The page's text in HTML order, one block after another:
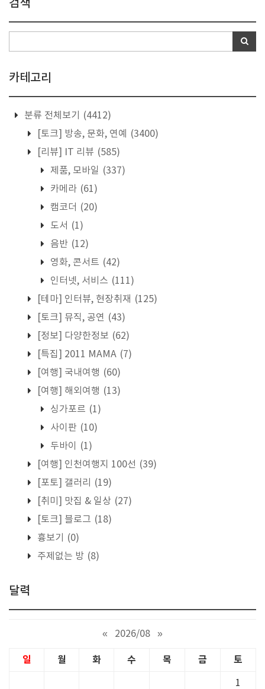
검색
카테고리
분류 전체보기
(4412)
[토크] 방송, 문화, 연예
(3400)
[리뷰] IT 리뷰 (585)
제품, 모바일 (337)
카메라 (61)
캠코더 (20)
도서 (1)
음반 (12)
영화, 콘서트 (42)
인터넷, 서비스 (111)
[테마] 인터뷰, 현장취재 (125)
[토크] 뮤직, 공연 (43)
[정보] 다양한정보 (62)
[특집] 2011 MAMA (7)
[여행] 국내여행 (60)
[여행] 해외여행 (13)
싱가포르 (1)
사이판 (10)
두바이
(1)
[여행] 인천여행지 100선 (39)
[포토] 갤러리
(19)
[취미] 맛집 & 일상 (27)
[토크] 블로그 (18)
흉보기
(0)
주제없는 방 (8)
달력
« 2026/08 »
일 월 화 수 목 금 토
1